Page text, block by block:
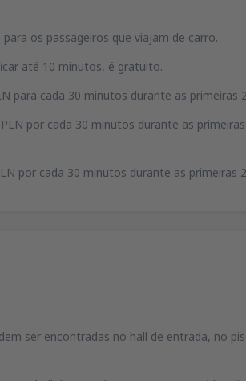
os passageiros que viajam de carro.
até 10 minutos, é gratuito.
para cada 30 minutos durante as primeiras
por cada 30 minutos durante as
por cada 30 minutos durante as primeiras
ser encontradas no hall de entrada, no